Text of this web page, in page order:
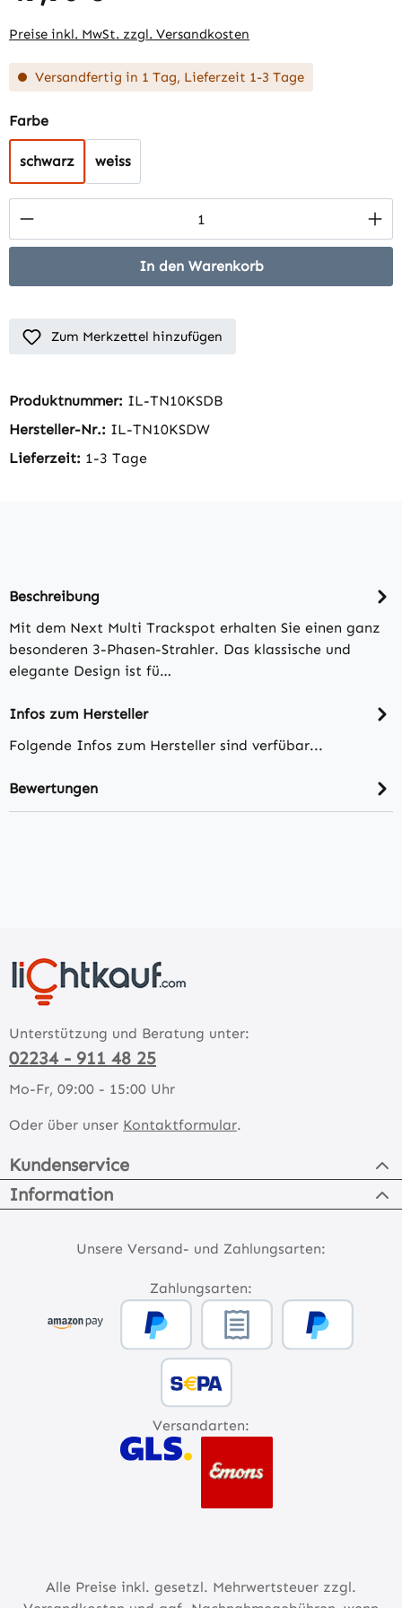
Preise inkl. MwSt. zzgl. Versandkosten
Versandfertig in 1 Tag, Lieferzeit 1-3 Tage
Farbeauswählen
schwarz weiss
Produkt Anzahl: Gib den gewünschten
In den Warenkorb
Zum Merkzettel hinzufügen
Produktnummer: IL-TN10KSDB
Hersteller-Nr.: IL-TN10KSDW
Lieferzeit: 1-3 Tage
Beschreibung
Mit dem Next Multi Trackspot erhalten Sie einen ganz
besonderen 3-Phasen-Strahler. Das klassische und
elegante Design ist fü…
Infos zum Hersteller
Folgende Infos zum Hersteller sind verfübar...
Bewertungen
Unterstützung und Beratung unter:
02234 - 911 48 25
Mo-Fr, 09:00 - 15:00 Uhr
Oder über unser Kontaktformular.
Kundenservice
Information
Unsere Versand- und Zahlungsarten:
Zahlungsarten:
Versandarten:
Alle Preise inkl. gesetzl. Mehrwertsteuer zzgl.